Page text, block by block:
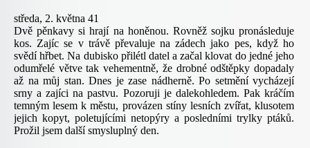
středa, 2. května 41
Dvě pěnkavy si hrají na honěnou. Rovněž sojku pronásleduje
kos. Zajíc se v trávě převaluje na zádech jako pes, když ho
svědí hřbet. Na dubisko přilétl datel a začal klovat do jedné jeho
odumřelé větve tak vehementně, že drobné odštěpky dopadaly
až na můj stan. Dnes je zase nádherně. Po setmění vycházejí
srny a zajíci na pastvu. Pozoruji je dalekohledem. Pak kráčím
temným lesem k městu, provázen stíny lesních zvířat, klusotem
jejich kopyt, poletujícími netopýry a posledními trylky ptáků.
Prožil jsem další smysluplný den.